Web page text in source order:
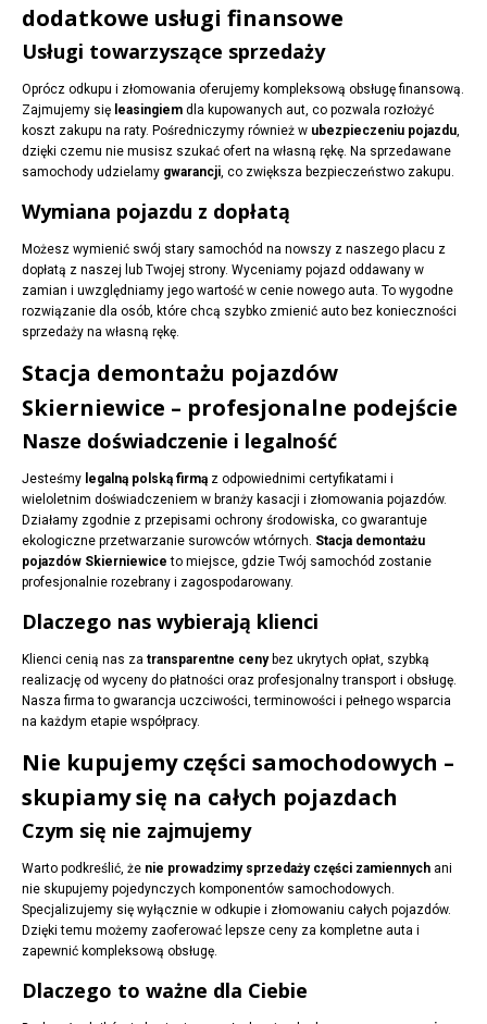
dodatkowe usługi finansowe
Usługi towarzyszące sprzedaży
Oprócz odkupu i złomowania oferujemy kompleksową obsługę finansową.
Zajmujemy się leasingiem dla kupowanych aut, co pozwala rozłożyć
koszt zakupu na raty. Pośredniczymy również w ubezpieczeniu pojazdu,
dzięki czemu nie musisz szukać ofert na własną rękę. Na sprzedawane
samochody udzielamy gwarancji, co zwiększa bezpieczeństwo zakupu.
Wymiana pojazdu z dopłatą
Możesz wymienić swój stary samochód na nowszy z naszego placu z
dopłatą z naszej lub Twojej strony. Wyceniamy pojazd oddawany w
zamian i uwzględniamy jego wartość w cenie nowego auta. To wygodne
rozwiązanie dla osób, które chcą szybko zmienić auto bez konieczności
sprzedaży na własną rękę.
Stacja demontażu pojazdów
Skierniewice – profesjonalne podejście
Nasze doświadczenie i legalność
Jesteśmy legalną polską firmą z odpowiednimi certyfikatami i
wieloletnim doświadczeniem w branży kasacji i złomowania pojazdów.
Działamy zgodnie z przepisami ochrony środowiska, co gwarantuje
ekologiczne przetwarzanie surowców wtórnych. Stacja demontażu
pojazdów Skierniewice to miejsce, gdzie Twój samochód zostanie
profesjonalnie rozebrany i zagospodarowany.
Dlaczego nas wybierają klienci
Klienci cenią nas za transparentne cenybez ukrytych opłat, szybką
realizację od wyceny do płatności oraz profesjonalny transport i obsługę.
Nasza firma to gwarancja uczciwości, terminowości i pełnego wsparcia
na każdym etapie współpracy.
Nie kupujemy części samochodowych –
skupiamy się na całych pojazdach
Czym się nie zajmujemy
Warto podkreślić, że nie prowadzimy sprzedaży części zamiennych ani
nie skupujemy pojedynczych komponentów samochodowych.
Specjalizujemy się wyłącznie w odkupie i złomowaniu całych pojazdów.
Dzięki temu możemy zaoferować lepsze ceny za kompletne auta i
zapewnić kompleksową obsługę.
Dlaczego to ważne dla Ciebie